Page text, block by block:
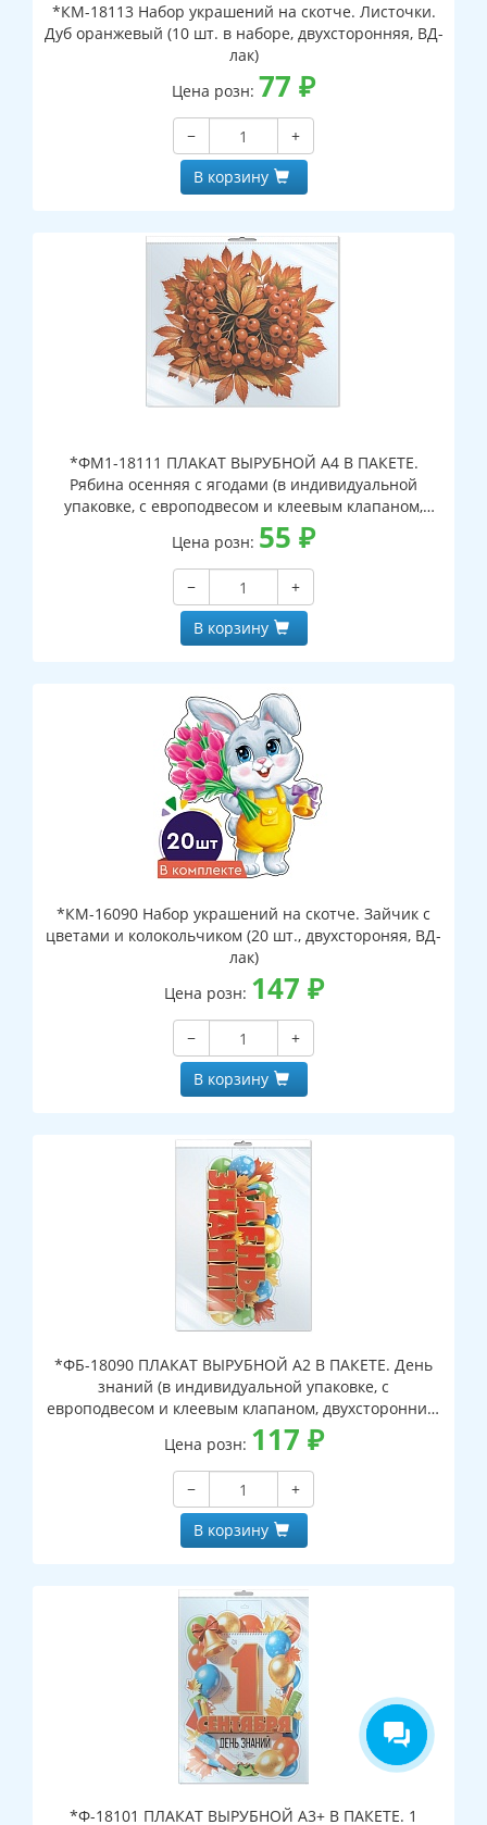
*КМ-18113 Набор украшений на скотче. Листочки.
Дуб оранжевый (10 шт. в наборе, двухсторонняя, ВД-
лак)
Цена розн: 77 ₽
−
+
В корзину
*ФМ1-18111 ПЛАКАТ ВЫРУБНОЙ А4 В ПАКЕТЕ.
Рябина осенняя с ягодами (в индивидуальной
упаковке, с европодвесом и клеевым клапаном,
двухсторонний, ВД-лак)
Цена розн: 55 ₽
−
+
В корзину
*КМ-16090 Набор украшений на скотче. Зайчик с
цветами и колокольчиком (20 шт., двухстороняя, ВД-
лак)
Цена розн: 147 ₽
−
+
В корзину
*ФБ-18090 ПЛАКАТ ВЫРУБНОЙ А2 В ПАКЕТЕ. День
знаний (в индивидуальной упаковке, с
европодвесом и клеевым клапаном, двухсторонний,
ВД-лак)
Цена розн: 117 ₽
−
+
В корзину
*Ф-18101 ПЛАКАТ ВЫРУБНОЙ А3+ В ПАКЕТЕ. 1